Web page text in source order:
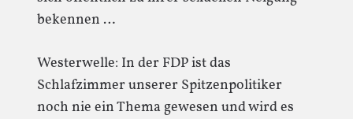
bekennen …
Westerwelle: In der FDP ist das
Schlafzimmer unserer Spitzenpolitiker
noch nie ein Thema gewesen und wird es